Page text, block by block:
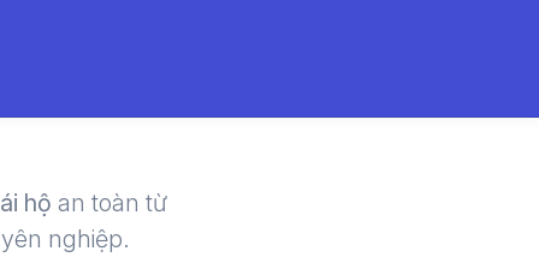
-
hộ an toàn từ
nghiệp.